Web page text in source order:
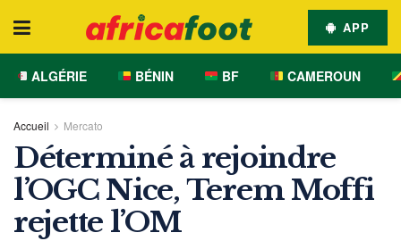
APP
ALGÉRIE BÉNIN BF CAMEROUN
Accueil Mercato
Déterminé à rejoindre
l’OGC Nice, Terem Moffi
rejette l’OM